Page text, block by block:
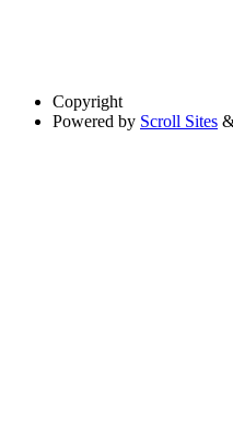
Copyright
Powered by Scroll Sites